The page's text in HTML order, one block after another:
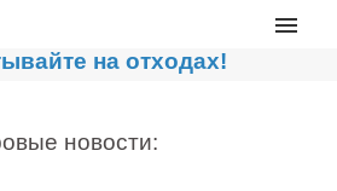
линии
на отходах!
новости: